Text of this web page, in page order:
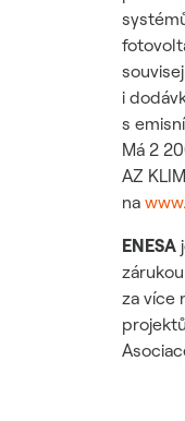
i
s
Má 2
AZ
na
ENESA
za více